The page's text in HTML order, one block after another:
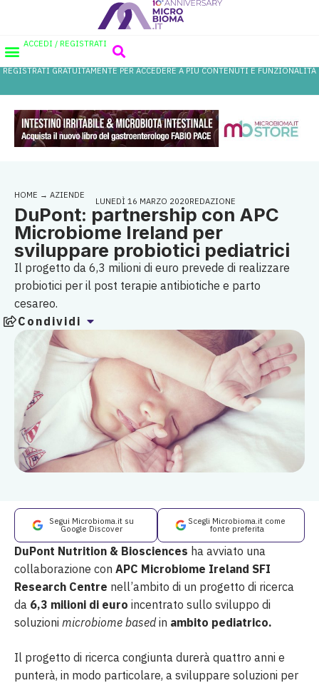
ACCEDI / REGISTRATI
REGISTRATI GRATUITAMENTE PER ACCEDERE A PIÙ CONTENUTI E FUNZIONALITÀ
HOME → AZIENDE
LUNEDÌ 16 MARZO 2020REDAZIONE
DuPont: partnership con APC
Microbiome Ireland per
sviluppare probiotici pediatrici
Il progetto da 6,3 milioni di euro prevede di realizzare
probiotici per il post terapie antibiotiche e parto
cesareo.
Condividi
Segui Microbioma.it su
Google Discover
Scegli Microbioma.it come
fonte preferita
DuPont Nutrition & Biosciences ha avviato una
collaborazione con APC Microbiome Ireland SFI
Research Centre nell’ambito di un progetto di ricerca
da 6,3 milioni di euro incentrato sullo sviluppo di
soluzioni microbiome basedin ambito pediatrico.
Il progetto di ricerca congiunta durerà quattro anni e
punterà, in modo particolare, a sviluppare soluzioni per